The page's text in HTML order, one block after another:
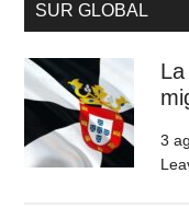
SUR GLOBAL
3